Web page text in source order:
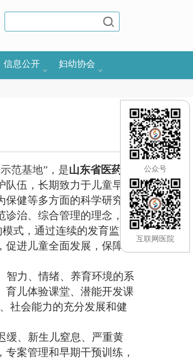
信息公开 妇幼协会
范基地”，是山东省医药卫
队伍，长期致力于儿童早期
保健等多方面的科学研究和
治、综合管理的理念，
采
式， 通过连续的发育监
进儿童全面发展，保障儿
智力、情绪、养育环境的系
育儿体验课堂、潜能开发课
社会能力的充分发展和健
缓、新生儿窒息、严重黄
案管理和早期干预训练，
公众号
互联网医院